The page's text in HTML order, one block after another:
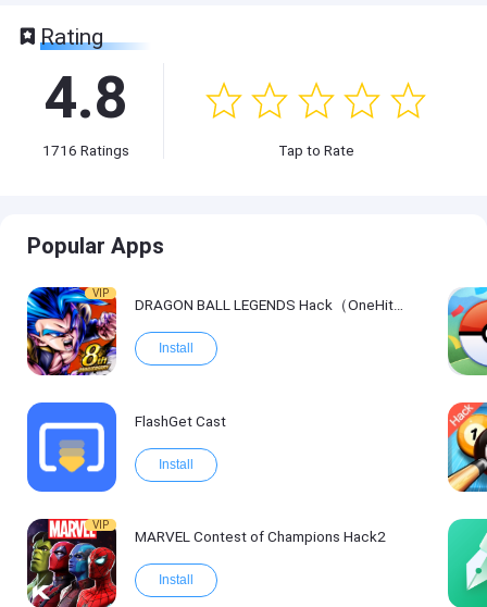
Rating
4.8
1716 Ratings Tap to Rate
Popular Apps
VIP
DRAGON BALL LEGENDS Hack（OneHitKill）
Install
FlashGet Cast
Install
VIP
MARVEL Contest of Champions Hack2
Install